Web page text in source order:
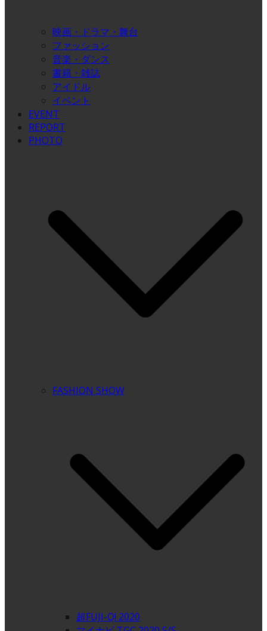
映画・ドラマ・舞台
ファッション
音楽・ダンス
書籍・雑誌
アイドル
イベント
EVENT
REPORT
PHOTO
FASHION SHOW
超FUJI-Q! 2020